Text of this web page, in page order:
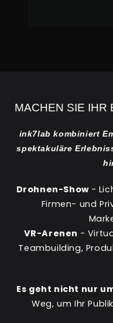
MACHEN SIE IHR
ink7lab kombiniert
spektakuläre
Drohnen-Show -
Firmen- und
VR-Arenen -
Teambuilding,
Es geht nicht nur
Weg, um Ihr